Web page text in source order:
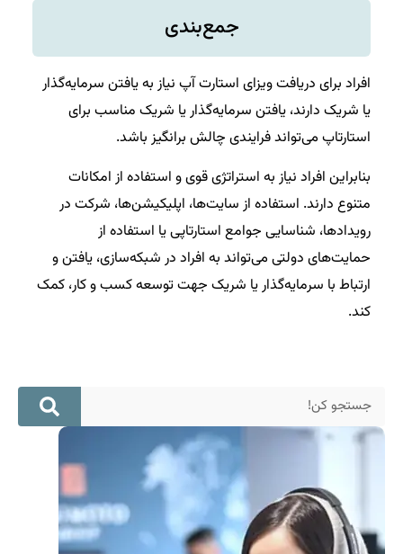
جمع‌بندی
افراد برای دریافت ویزای استارت آپ نیاز به یافتن سرمایه‌گذار
یا شریک دارند، یافتن سرمایه‌گذار یا شریک مناسب برای
استارتاپ می‌تواند فرایندی چالش برانگیز باشد.
بنابراین افراد نیاز به استراتژی قوی و استفاده از امکانات
متنوع دارند. استفاده از سایت‌ها، اپلیکیشن‌ها، شرکت در
رویدادها، شناسایی جوامع استارتاپی یا استفاده از
حمایت‌های دولتی می‌تواند به افراد در شبکه‌سازی، یافتن و
ارتباط با سرمایه‌گذار یا شریک جهت توسعه کسب و کار، کمک
کند.